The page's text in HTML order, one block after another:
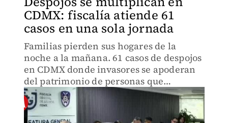
CDMX: fiscalía atiende 61
casos en una sola jornada
Familias pierden sus hogares de la
noche a la mañana. 61 casos de despojos
en CDMX donde invasores se apoderan
del patrimonio de personas que
denuncian impotentes. Berta Alcalde
escucha a víctimas mientras buscan
recuperar sus casas